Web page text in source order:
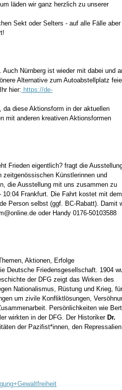
läden wir ganz herzlich zu unserer
Sekt oder Selters - auf alle Fälle aber
Nürnberg ist wieder mit dabei und
Alternative zum Autoabstellplatz
hier: https://de-
da diese Aktionsform in der aktuellen
mit anderen kreativen Aktionsformen
Frieden eigentlich? fragt die
Künstlerinnen und
die Ausstellung mit uns zusammen zu
Frankfurt. Die Fahrt kostet mit dem
Person selbst (ggf. BC-Rabatt). Damit
oder Handy 0176-50103588
Aktionen, Erfolge
Deutsche Friedensgesellschaft. 1904
der DFG zeigt das Wirken des
Nationalismus, Rüstung und Krieg, für
um zivile Konfliktlösungen,
Persönlichkeiten wie
wirkten in der DFG. Der Historiker Dr.
der Pazifist*innen, den Repressalien